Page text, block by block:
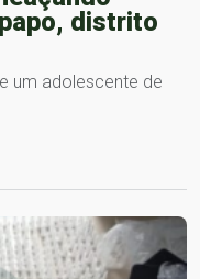
distrito
um adolescente de